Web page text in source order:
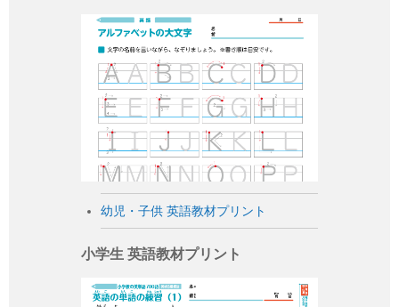
幼児・子供 英語教材プリント
小学生 英語教材プリント